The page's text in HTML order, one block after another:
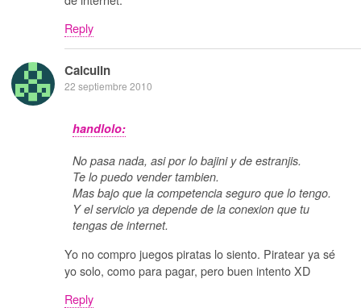
Reply
Calculin
22 septiembre 2010
handlolo:
No pasa nada, asi por lo bajini y de estranjis.
Te lo puedo vender tambien.
Mas bajo que la competencia seguro que lo tengo.
Y el servicio ya depende de la conexion que tu
tengas de internet.
Yo no compro juegos piratas lo siento. Piratear ya sé
yo solo, como para pagar, pero buen intento XD
Reply